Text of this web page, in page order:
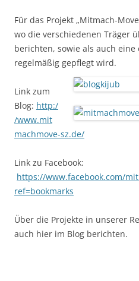
Für das Projekt „Mitmach-
wo die verschiedenen Träger
berichten, sowie als auch eine
regelmäßig gepflegt wird.
Link zum
Blog: http:/
/www.mit
machmove-sz.de/
Link zu Facebook:
https://www.facebook.com/
ref=bookmarks
Über die Projekte in unserer
auch hier im Blog berichten.